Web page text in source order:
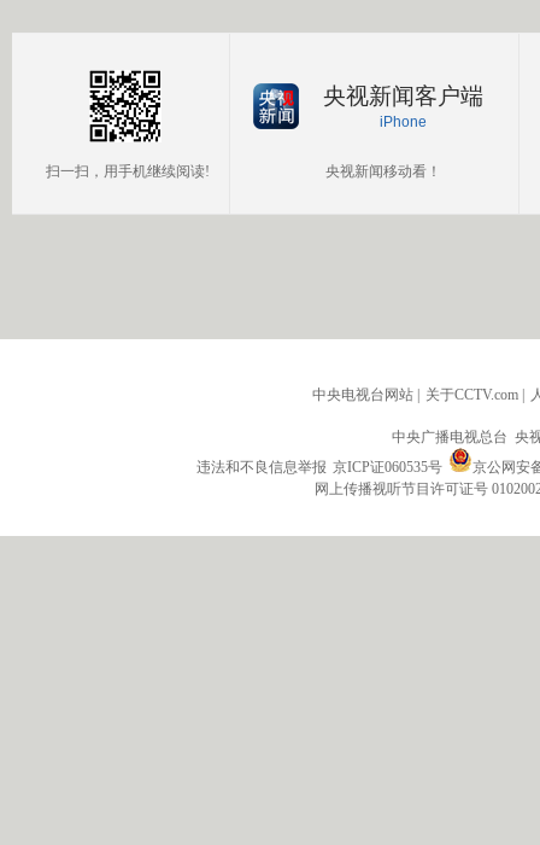
扫一扫，用手机继续阅读!
央视新闻客户端
iPhone
央视新闻移动看！
中央电视台网站 关于CCTV.com
中央广播电视总台 央
违法和不良信息举报 京ICP证060535号
京公网安
网上传播视听节目许可证号